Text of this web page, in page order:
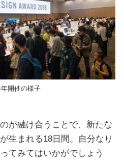
開催の様子
が融け合うことで、新たな
生まれる18日間。自分なり
てみてはいかがでしょう